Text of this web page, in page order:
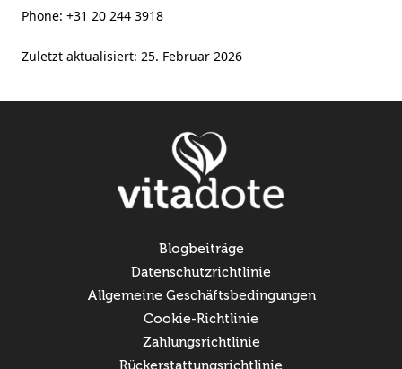
Phone: +31 20 244 3918
Zuletzt aktualisiert: 25. Februar 2026
Blogbeiträge
Datenschutzrichtlinie
Allgemeine Geschäftsbedingungen
Cookie-Richtlinie
Zahlungsrichtlinie
Rückerstattungsrichtlinie